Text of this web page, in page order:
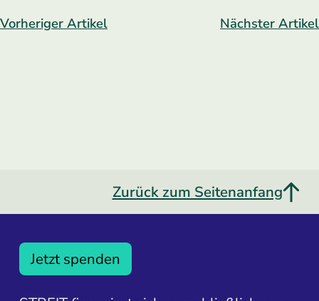
Vorheriger Artikel Nächster Artikel
Zurück zum Seitenanfang
Jetzt spenden